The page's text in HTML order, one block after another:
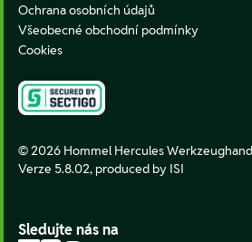
Ochrana osobních údajů
Všeobecné obchodní podmínky
Cookies
© 2026 Hommel Hercules
Verze 5.8.02, produced by ISI
Sledujte nás na